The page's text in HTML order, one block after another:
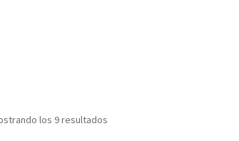
los 9 resultadosOrdenado